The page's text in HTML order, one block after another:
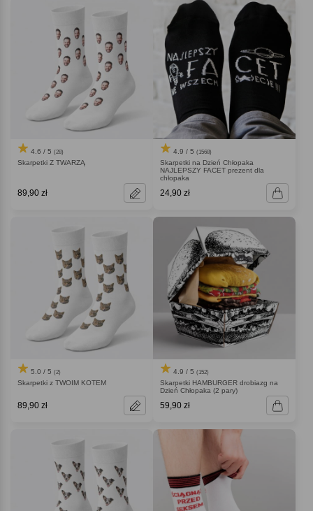
4.6 / 5 (28)
Skarpetki Z TWARZĄ
89,90 zł
4.9 / 5 (1568)
Skarpetki na Dzień Chłopaka
NAJLEPSZY FACET prezent dla
chłopaka
24,90 zł
5.0 / 5 (2)
Skarpetki z TWOIM KOTEM
89,90 zł
4.9 / 5 (152)
Skarpetki HAMBURGER drobiazg na
Dzień Chłopaka (2 pary)
59,90 zł